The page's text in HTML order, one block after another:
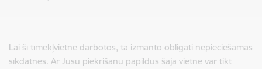
Lai šī tīmekļvietne darbotos, tā izmanto obligāti nepieciešamās
sīkdatnes. Ar Jūsu piekrišanu papildus šajā vietnē var tikt